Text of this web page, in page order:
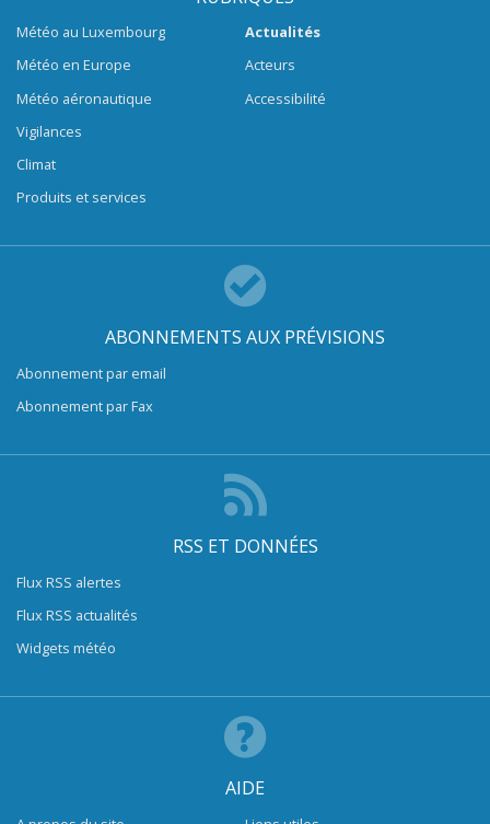
Météo au Luxembourg
Météo en Europe
Météo aéronautique
Vigilances
Climat
Produits et services
Actualités
Acteurs
Accessibilité
ABONNEMENTS AUX PRÉVISIONS
Abonnement par email
Abonnement par Fax
RSS ET DONNÉES
Flux RSS alertes
Flux RSS actualités
Widgets météo
AIDE